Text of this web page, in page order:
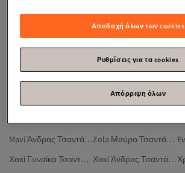
Χρυση Αλυσιδα Χεριου Ανδρικη
Πορτοκαλί Άνδρας Τσαντάκια Μέσης
Ροζ Άνδρας Λούτρινα Παιχνίδια
Sofia Άνδρας Τσαντάκια Μέσης
Γκρι Παιδί Τσαντάκια Μέσης
Mavi Άνδρας Τσαντάκια Μέσης
Zola Μαύρο Τσαντάκια Μέσης
Χακί Γυναίκα Τσαντάκια Μέσης
Χακί Άνδρας Τσαντάκια Μέσης
Αποδοχή όλων των cookies
Ρυθμίσεις για τα cookies
Απόρριψη όλων